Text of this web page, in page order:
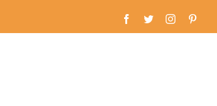
Facebook
TwitterInstagram